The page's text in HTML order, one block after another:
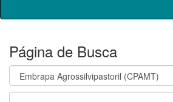
Página de Busca